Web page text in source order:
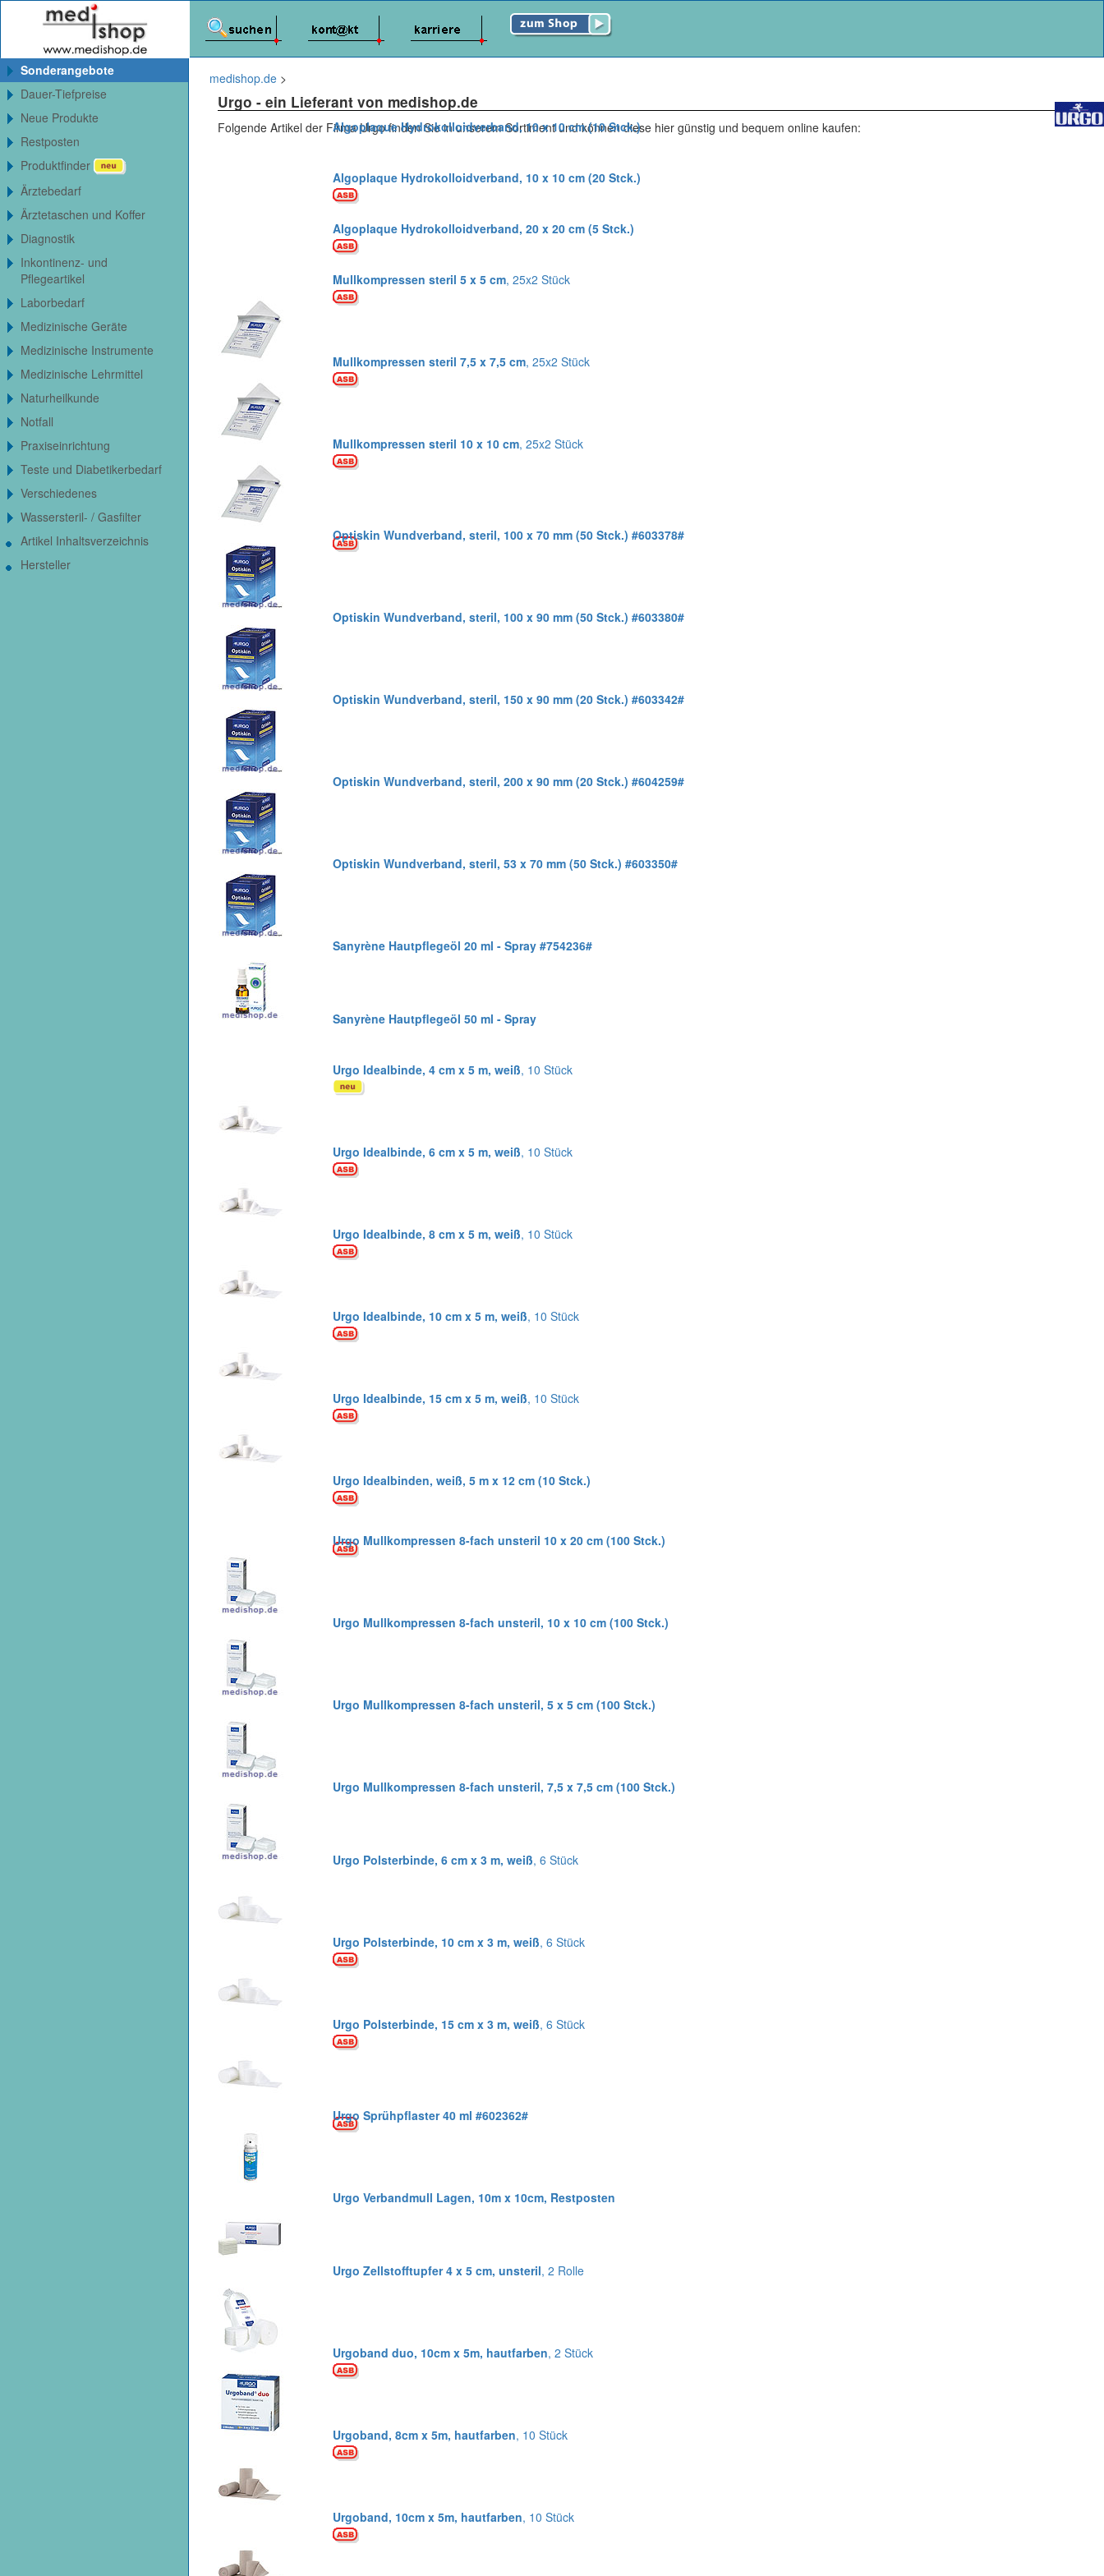
medishop.de >
Urgo - ein Lieferant von medishop.de
Folgende Artikel der Firma Urgo finden Sie in unserem Sortiment und können diese hier günstig und bequem online kaufen:
Algoplaque Hydrokolloidverband, 10 x 10 cm (10 Stck.)
Algoplaque Hydrokolloidverband, 10 x 10 cm (20 Stck.)
Algoplaque Hydrokolloidverband, 20 x 20 cm (5 Stck.)
Mullkompressen steril 5 x 5 cm, 25x2 Stück
Mullkompressen steril 7,5 x 7,5 cm, 25x2 Stück
Mullkompressen steril 10 x 10 cm, 25x2 Stück
Optiskin Wundverband, steril, 100 x 70 mm (50 Stck.) #603378#
Optiskin Wundverband, steril, 100 x 90 mm (50 Stck.) #603380#
Optiskin Wundverband, steril, 150 x 90 mm (20 Stck.) #603342#
Optiskin Wundverband, steril, 200 x 90 mm (20 Stck.) #604259#
Optiskin Wundverband, steril, 53 x 70 mm (50 Stck.) #603350#
Sanyrène Hautpflegeöl 20 ml - Spray #754236#
Sanyrène Hautpflegeöl 50 ml - Spray
Urgo Idealbinde, 4 cm x 5 m, weiß, 10 Stück
Urgo Idealbinde, 6 cm x 5 m, weiß, 10 Stück
Urgo Idealbinde, 8 cm x 5 m, weiß, 10 Stück
Urgo Idealbinde, 10 cm x 5 m, weiß, 10 Stück
Urgo Idealbinde, 15 cm x 5 m, weiß, 10 Stück
Urgo Idealbinden, weiß, 5 m x 12 cm (10 Stck.)
Urgo Mullkompressen 8-fach unsteril 10 x 20 cm (100 Stck.)
Urgo Mullkompressen 8-fach unsteril, 10 x 10 cm (100 Stck.)
Urgo Mullkompressen 8-fach unsteril, 5 x 5 cm (100 Stck.)
Urgo Mullkompressen 8-fach unsteril, 7,5 x 7,5 cm (100 Stck.)
Urgo Polsterbinde, 6 cm x 3 m, weiß, 6 Stück
Urgo Polsterbinde, 10 cm x 3 m, weiß, 6 Stück
Urgo Polsterbinde, 15 cm x 3 m, weiß, 6 Stück
Urgo Sprühpflaster 40 ml #602362#
Urgo Verbandmull Lagen, 10m x 10cm, Restposten
Urgo Zellstofftupfer 4 x 5 cm, unsteril, 2 Rolle
Urgoband duo, 10cm x 5m, hautfarben, 2 Stück
Urgoband, 8cm x 5m, hautfarben, 10 Stück
Urgoband, 10cm x 5m, hautfarben, 10 Stück
Sonderangebote
Dauer-Tiefpreise
Neue Produkte
Restposten
Produktfinder
Ärztebedarf
Ärztetaschen und Koffer
Diagnostik
Inkontinenz- und
Pflegeartikel
Laborbedarf
Medizinische Geräte
Medizinische Instrumente
Medizinische Lehrmittel
Naturheilkunde
Notfall
Praxiseinrichtung
Teste und Diabetikerbedarf
Verschiedenes
Wassersteril- / Gasfilter
Artikel Inhaltsverzeichnis
Hersteller